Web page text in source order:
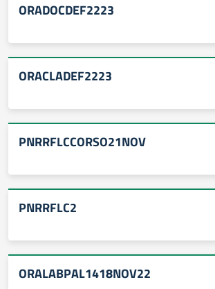
ORADOCDEF2223
ORACLADEF2223
PNRRFLCCORSO21NOV
PNRRFLC2
ORALABPAL1418NOV22